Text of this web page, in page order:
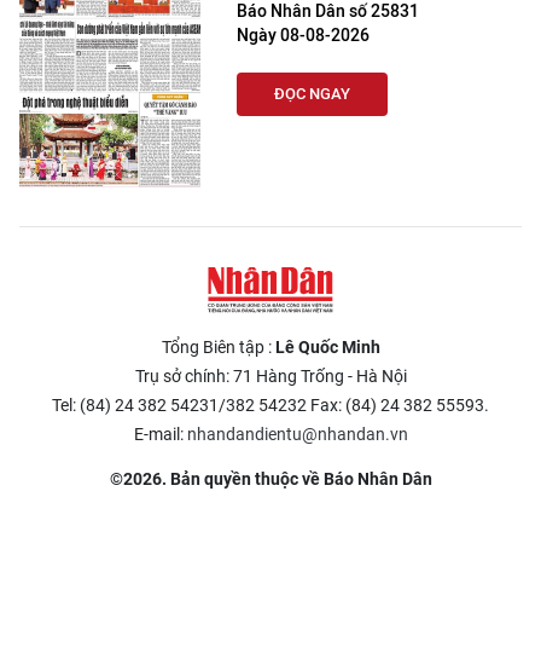
Báo Nhân Dân số 25831
Ngày 08-08-2026
ĐỌC NGAY
Tổng Biên tập :Lê Quốc Minh
Trụ sở chính: 71 Hàng Trống - Hà Nội
Tel: (84) 24 382 54231/382 54232 Fax: (84) 24 382 55593.
E-mail: nhandandientu@nhandan.vn
©2026. Bản quyền thuộc về Báo Nhân Dân